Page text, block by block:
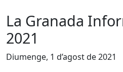
La Granada
2021
Diumenge, 1 d’agost de 2021